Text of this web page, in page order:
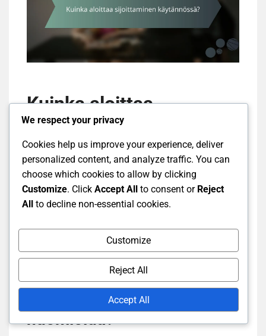
Kuinka aloittaa
sijoittaminen
käytännössä?
Aloittaminen sijoittamisessa tarkoittaa
käytännössä suunnitelman laatimista ja oikeiden
välittäjän valinnan, sijoitustavoitteiden
määrittämisen ja riskien arvioinnin.
Välittäjän valinta: mitä
huomioida?
We respect your privacy
Cookies help us improve your experience, deliver
personalized content, and analyze traffic. You can
choose which cookies to allow by clicking
Customize. Click Accept All to consent or Reject
All to decline non-essential cookies.
Customize
Reject All
Accept All